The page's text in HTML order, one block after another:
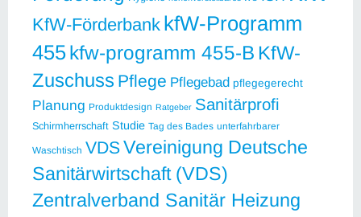
KfW-Förderbank kfW-Programm
455kfw-programm 455-B KfW-
Zuschuss Pflege Pflegebad pflegegerecht
Planung Produktdesign Ratgeber Sanitärprofi
Schirmherrschaft Studie Tag des Bades unterfahrbarer
Waschtisch VDSVereinigung Deutsche
Sanitärwirtschaft (VDS)
Zentralverband Sanitär Heizung